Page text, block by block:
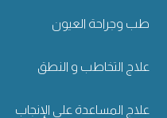
طب وجراحة العيون
علاج التخاطب و النطق
علاج المساعدة على الإنجاب